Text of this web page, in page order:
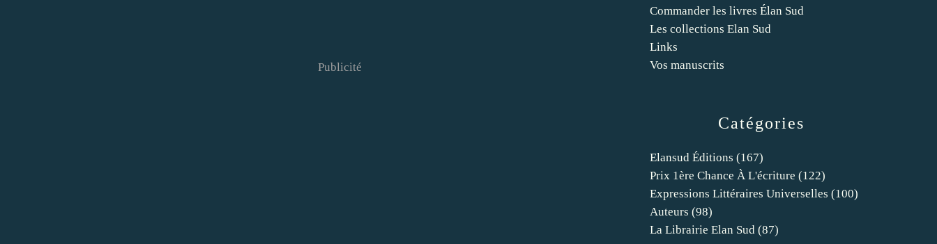
Publicité
Catégories
Elansud Éditions (167)
Prix 1ère Chance À L'écriture (122)
Expressions Littéraires Universelles (100)
Auteurs (98)
La Librairie Elan Sud (87)
Commander les livres Élan Sud
Les collections Elan Sud
Links
Vos manuscrits